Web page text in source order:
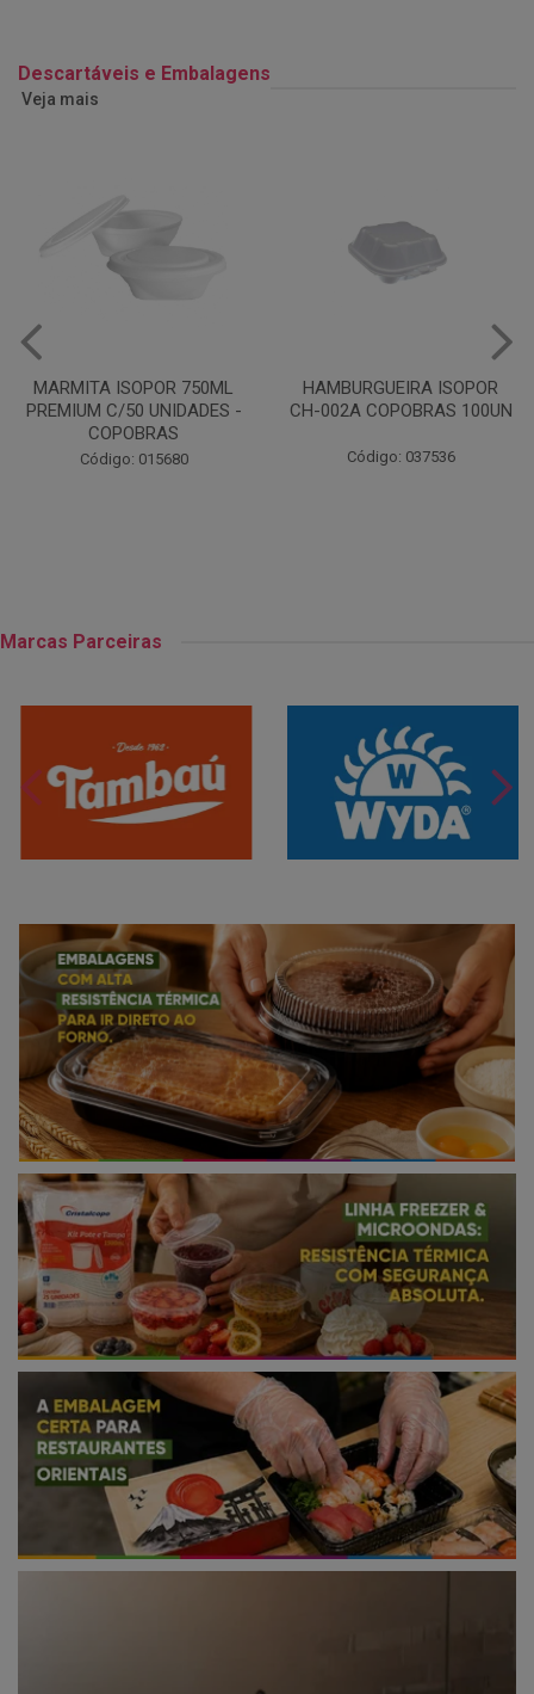
Descartáveis e Embalagens
Veja mais
HAMBURGUEIRA ISOPOR
CH-002A COPOBRAS 100UN
Código: 037536
CAIXA PARDA PIZZA N30
OITAVADA BALUARTE C/10
Código: 001124
Marcas Parceiras